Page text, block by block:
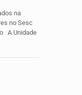
na
no Sesc
A Unidade